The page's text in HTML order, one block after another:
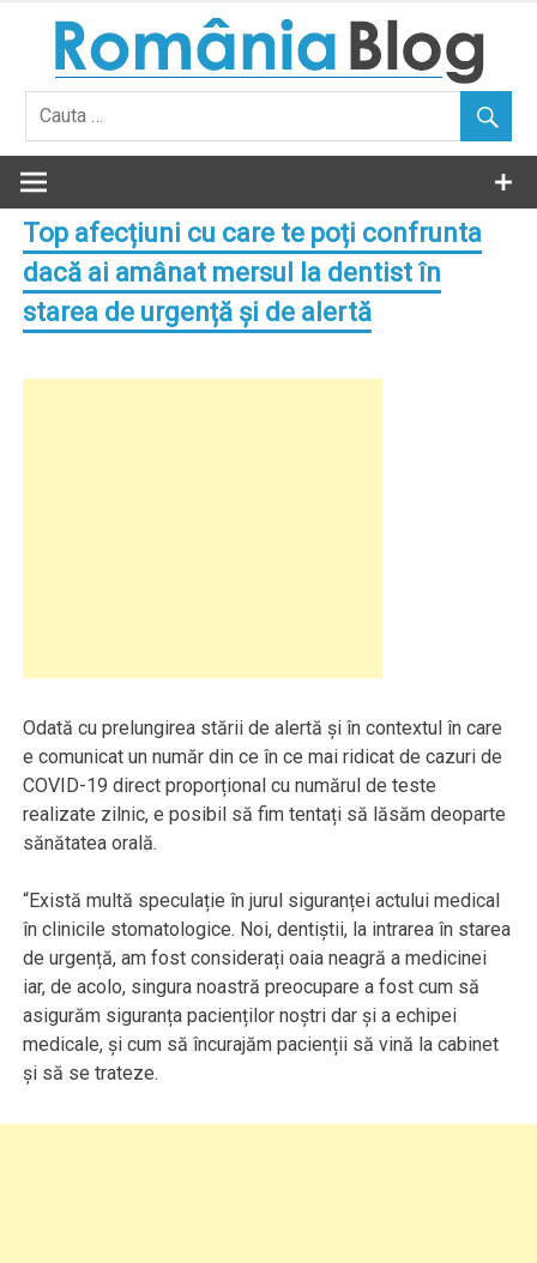
content
Top afecțiuni cu care te poți confrunta
dacă ai amânat mersul la dentist în
starea de urgență și de alertă
Odată cu prelungirea stării de alertă și în contextul în care
e comunicat un număr din ce în ce mai ridicat de cazuri de
COVID-19 direct proporțional cu numărul de teste
realizate zilnic, e posibil să fim tentați să lăsăm deoparte
sănătatea orală.
“Există multă speculație în jurul siguranței actului medical
în clinicile stomatologice. Noi, dentiștii, la intrarea în starea
de urgență, am fost considerați oaia neagră a medicinei
iar, de acolo, singura noastră preocupare a fost cum să
asigurăm siguranța pacienților noștri dar și a echipei
medicale, și cum să încurajăm pacienții să vină la cabinet
și să se trateze.